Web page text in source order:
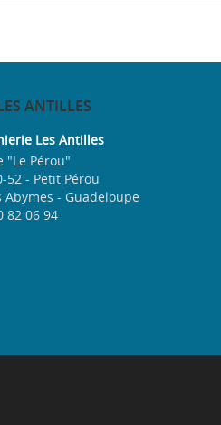
ANTILLES
Les Antilles
"Le Pérou"
52 - Petit Pérou
Abymes - Guadeloupe
82 06 94